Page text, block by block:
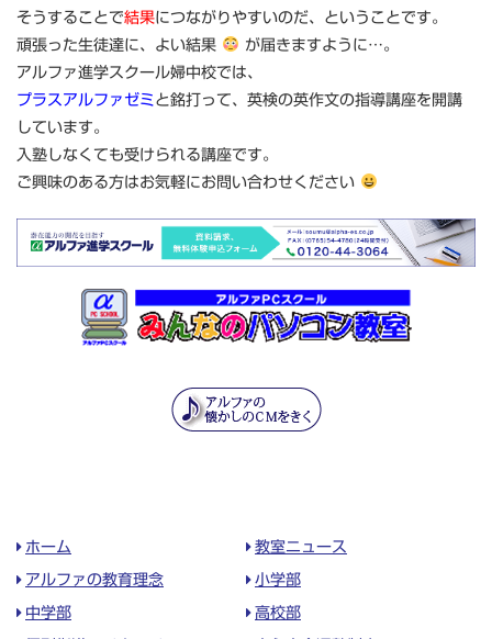
そうすることで結果につながりやすいのだ、ということです。
頑張った生徒達に、よい結果
が届きますように…。
アルファ進学スクール婦中校では、
プラスアルファゼミ と銘打って、英検の英作文の指導講座を開講
しています。
入塾しなくても受けられる講座です。
ご興味のある方はお気軽にお問い合わせください
ホーム 教室ニュース
アルファの教育理念 小学部
中学部 高校部